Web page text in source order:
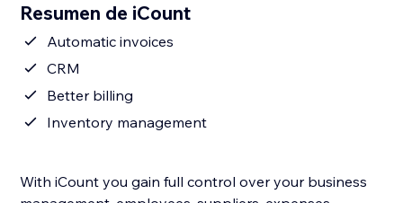
Resumen de iCount
Automatic invoices
CRM
Better billing
Inventory management
With iCount you gain full control over your business